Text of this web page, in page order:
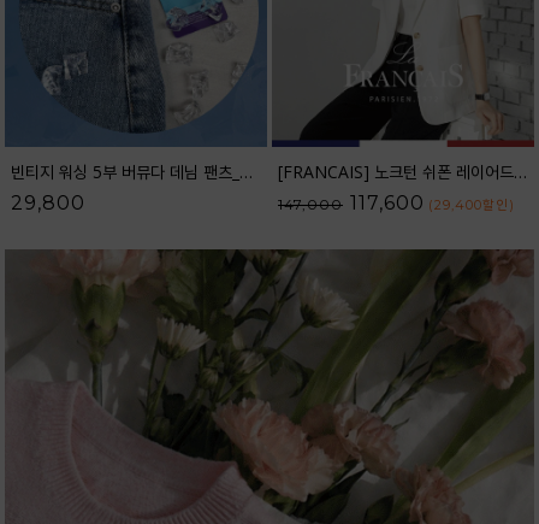
빈티지 워싱 5부 버뮤다 데님 팬츠_52DP598
29,800
[FRANCAIS] 노크턴 쉬폰 레이어드 린넨 자켓_F6S391JK
147,000 117,600 (29,400할인 )